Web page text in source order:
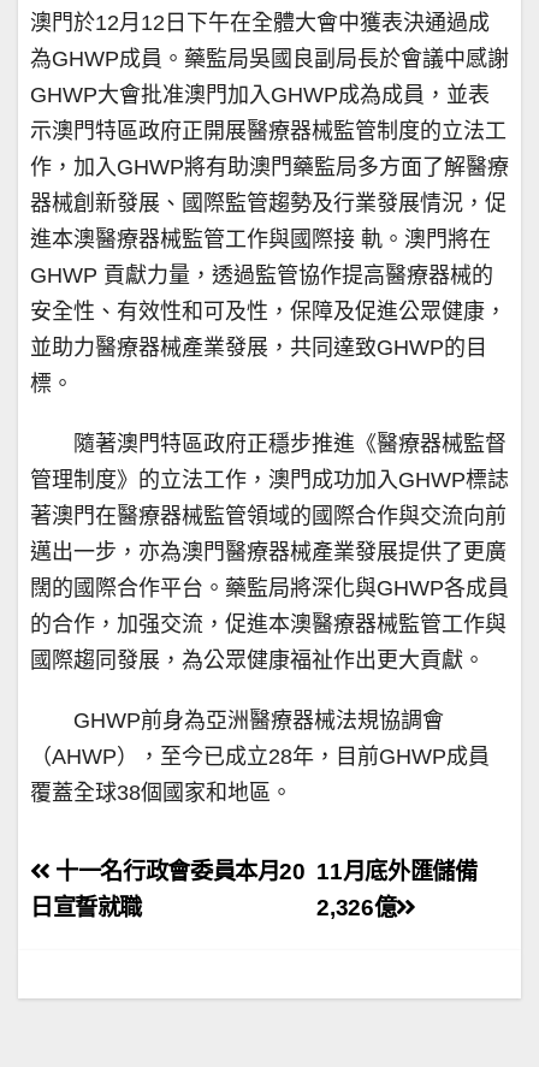
澳門於12月12日下午在全體大會中獲表決通過成
為GHWP成員。藥監局吳國良副局長於會議中感謝
GHWP大會批准澳門加入GHWP成為成員，並表
示澳門特區政府正開展醫療器械監管制度的立法工
作，加入GHWP將有助澳門藥監局多方面了解醫療
器械創新發展、國際監管趨勢及行業發展情況，促
進本澳醫療器械監管工作與國際接 軌。澳門將在
GHWP 貢獻力量，透過監管協作提高醫療器械的
安全性、有效性和可及性，保障及促進公眾健康，
並助力醫療器械產業發展，共同達致GHWP的目
標。
隨著澳門特區政府正穩步推進《醫療器械監督
管理制度》的立法工作，澳門成功加入GHWP標誌
著澳門在醫療器械監管領域的國際合作與交流向前
邁出一步，亦為澳門醫療器械產業發展提供了更廣
闊的國際合作平台。藥監局將深化與GHWP各成員
的合作，加强交流，促進本澳醫療器械監管工作與
國際趨同發展，為公眾健康福祉作出更大貢獻。
GHWP前身為亞洲醫療器械法規協調會
（AHWP），至今已成立28年，目前GHWP成員
覆蓋全球38個國家和地區。
文
章
覽
11月底外匯儲備
2,326億
十一名行政會委員本月20
日宣誓就職